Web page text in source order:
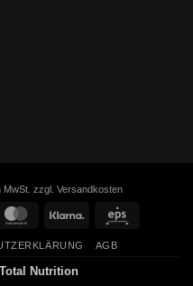
zzgl. Versandkosten
MasterCard Klarna
AGB
Total Nutrition